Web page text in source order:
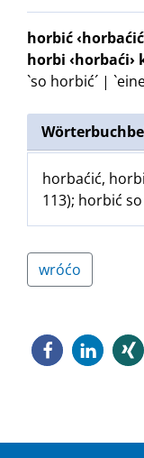
horbić
horbi ‹horbaći›
`so horbić´ |
horbaćić,
113); horbić
wróćo